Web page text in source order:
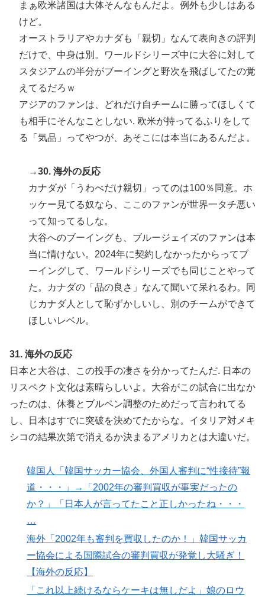
まぁ欧米諸国は大体そんなもんだよ。例外も少しはある
けど。
オーストラリアやカナダも「親切」なんて表向きの評判
だけで、中身は別。ワールドシリーズ中に大谷に対して
スタジアムの半分がブーイングと野次を飛ばしてたの覚
えてるだろｗ
アジアのファンは、どれだけ自チームに勝ってほしくて
も相手にそんなことしない. 欧米が持ってるふりをして
る「気品」ってやつが、あそこには本当にあるんだよ。
→30. 海外の反応
カナダが「うわべだけ親切」ってのは100％同意。ホ
ッケー見てる奴なら、ここのファンが世界一タチ悪い
って知ってるしな。
大谷へのブーイングも、ブルージェイズのファンは本
当に情けない。2024年に契約しなかったからってブ
ーイングして、ワールドシリーズでも同じことやって
た。カナダの「品の良さ」なんて聞いて呆れるわ。同
じカナダ人として恥ずかしいし、別のチームができて
ほしいレベル。
31. 海外の反応
日本と大谷は、この投手の凄さを分かってたんだ. 日本の
リスペクト文化は素晴らしいよ。大谷がこの試合に出なか
ったのは、休養とブルペン調整のためだって言われてる
し、日本はすでに突破を決めてたからな。イタリア対メキ
シコの結果次第で消えるか決まるアメリカとは大違いだ。
韓国人「韓国サッカー協会、外国人審判に“性接待”報
道・・・」→「2002年の審判買収が事実だったの
か？」「日本人が言ってたこと正しかったね・・・
…
海外「2002年も審判を買収したのか！」韓国サッカ
ー協会による国際試合の審判買収が発覚し大騒ぎ！
【海外の反応】
「これ以上続けるならケーキは無しだよ」娘のロウ